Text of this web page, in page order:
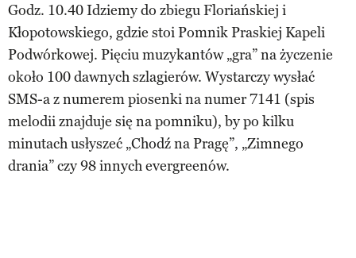
Godz. 10.40 Idziemy do zbiegu Floriańskiej i
Kłopotowskiego, gdzie stoi Pomnik Praskiej Kapeli
Podwórkowej. Pięciu muzykantów „gra” na życzenie
około 100 dawnych szlagierów. Wystarczy wysłać
SMS-a z numerem piosenki na numer 7141 (spis
melodii znajduje się na pomniku), by po kilku
minutach usłyszeć „Chodź na Pragę”, „Zimnego
drania” czy 98 innych evergreenów.